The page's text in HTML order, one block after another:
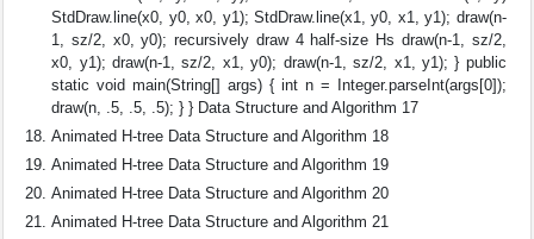
StdDraw.line(x0, y0, x0, y1); StdDraw.line(x1, y0, x1, y1); draw(n-
1, sz/2, x0, y0); recursively draw 4 half-size Hs draw(n-1, sz/2,
x0, y1); draw(n-1, sz/2, x1, y0); draw(n-1, sz/2, x1, y1); } public
static void main(String[] args) { int n = Integer.parseInt(args[0]);
draw(n, .5, .5, .5); } } Data Structure and Algorithm 17
Animated H-tree Data Structure and Algorithm 18
Animated H-tree Data Structure and Algorithm 19
Animated H-tree Data Structure and Algorithm 20
Animated H-tree Data Structure and Algorithm 21